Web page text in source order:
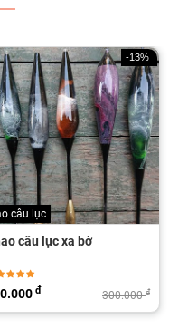
-36%
câu đơn đài
điện câu đơn xa bờ
140.000đ
đ